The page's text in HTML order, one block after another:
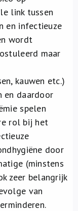
link tussen
en infectieuze
wordt
maar
kauwen etc.)
en daardoor
spelen
rol bij het
door
(minstens
zeer belangrijk
van